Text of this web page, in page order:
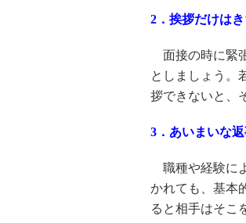
2．挨拶だけは
面接の時に緊
としましょう。
拶できないと、
3．あいまいな
職種や経験に
かれても、基本
ると相手はそこ